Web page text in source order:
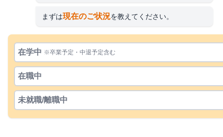
まずは現在のご状況を教えてください。
在学中 ※卒業予定・中退予定含む
在職中
未就職/離職中